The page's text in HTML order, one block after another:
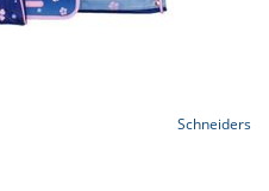
Schneiders